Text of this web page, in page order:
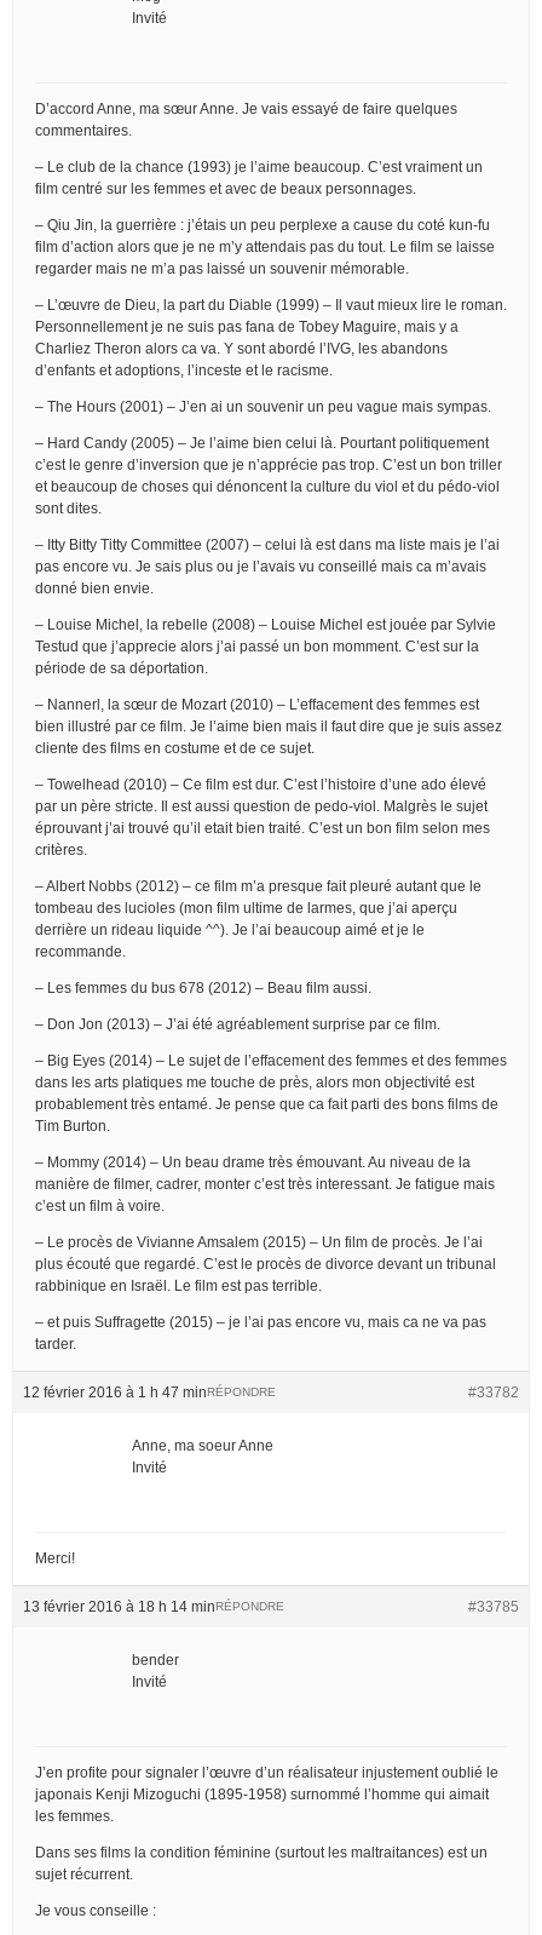
Invité
D’accord Anne, ma sœur Anne. Je vais essayé de faire quelques
commentaires.
– Le club de la chance (1993) je l’aime beaucoup. C’est vraiment un
film centré sur les femmes et avec de beaux personnages.
– Qiu Jin, la guerrière : j’étais un peu perplexe a cause du coté kun-fu
film d’action alors que je ne m’y attendais pas du tout. Le film se laisse
regarder mais ne m’a pas laissé un souvenir mémorable.
– L’œuvre de Dieu, la part du Diable (1999) – Il vaut mieux lire le roman.
Personnellement je ne suis pas fana de Tobey Maguire, mais y a
Charliez Theron alors ca va. Y sont abordé l’IVG, les abandons
d’enfants et adoptions, l’inceste et le racisme.
– The Hours (2001) – J’en ai un souvenir un peu vague mais sympas.
– Hard Candy (2005) – Je l’aime bien celui là. Pourtant politiquement
c’est le genre d’inversion que je n’apprécie pas trop. C’est un bon triller
et beaucoup de choses qui dénoncent la culture du viol et du pédo-viol
sont dites.
– Itty Bitty Titty Committee (2007) – celui là est dans ma liste mais je l’ai
pas encore vu. Je sais plus ou je l’avais vu conseillé mais ca m’avais
donné bien envie.
– Louise Michel, la rebelle (2008) – Louise Michel est jouée par Sylvie
Testud que j’apprecie alors j’ai passé un bon momment. C’est sur la
période de sa déportation.
– Nannerl, la sœur de Mozart (2010) – L’effacement des femmes est
bien illustré par ce film. Je l’aime bien mais il faut dire que je suis assez
cliente des films en costume et de ce sujet.
– Towelhead (2010) – Ce film est dur. C’est l’histoire d’une ado élevé
par un père stricte. Il est aussi question de pedo-viol. Malgrès le sujet
éprouvant j’ai trouvé qu’il etait bien traité. C’est un bon film selon mes
critères.
– Albert Nobbs (2012) – ce film m’a presque fait pleuré autant que le
tombeau des lucioles (mon film ultime de larmes, que j’ai aperçu
derrière un rideau liquide ^^). Je l’ai beaucoup aimé et je le
recommande.
– Les femmes du bus 678 (2012) – Beau film aussi.
– Don Jon (2013) – J’ai été agréablement surprise par ce film.
– Big Eyes (2014) – Le sujet de l’effacement des femmes et des femmes
dans les arts platiques me touche de près, alors mon objectivité est
probablement très entamé. Je pense que ca fait parti des bons films de
Tim Burton.
– Mommy (2014) – Un beau drame très émouvant. Au niveau de la
manière de filmer, cadrer, monter c’est très interessant. Je fatigue mais
c’est un film à voire.
– Le procès de Vivianne Amsalem (2015) – Un film de procès. Je l’ai
plus écouté que regardé. C’est le procès de divorce devant un tribunal
rabbinique en Israël. Le film est pas terrible.
– et puis Suffragette (2015) – je l’ai pas encore vu, mais ca ne va pas
tarder.
12 février 2016 à 1 h 47 min #33782
RÉPONDRE
Anne, ma soeur Anne
Invité
Merci!
13 février 2016 à 18 h 14 min #33785
RÉPONDRE
bender
Invité
J’en profite pour signaler l’œuvre d’un réalisateur injustement oublié le
japonais Kenji Mizoguchi (1895-1958) surnommé l’homme qui aimait
les femmes.
Dans ses films la condition féminine (surtout les maltraitances) est un
sujet récurrent.
Je vous conseille :